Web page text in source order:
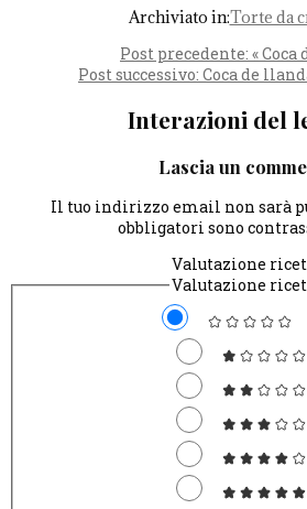
Archiviato in:Torte da
Post precedente: « Coca
Post successivo: Coca de
Interazioni del
Lascia un
Il tuo indirizzo email non sarà
obbligatori sono
Valutazione
Valutazione